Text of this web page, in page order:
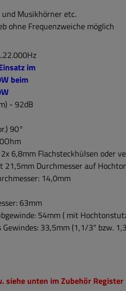
und Musikhörner etc.
ohne Frequenzweiche möglich
im
beim
- 92dB
90°
6,8mm Flachsteckhülsen oder
21,5mm Durchmesser auf
14,0mm
63mm
54mm ( mit
Gewindes: 33,5mm (1,1/3" bzw.
siehe unten im Zubehör Register